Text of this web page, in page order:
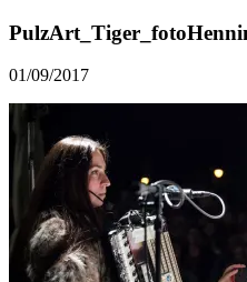
01/09/2017